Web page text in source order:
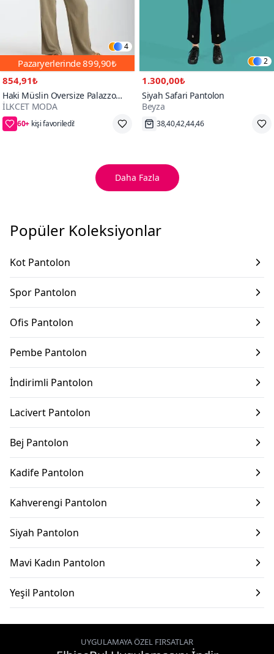
4
Pazaryerlerinde899,90₺
854,91₺
Haki Müslin Oversize Palazzo
Pantolon
İLKCET MODA
60+
45₺ daha az öde
2
1.300,00₺
Siyah Safari Pantolon
Beyza
Hızlı Kargo
Daha Fazla
Popüler Koleksiyonlar
Kot Pantolon
Spor Pantolon
Ofis Pantolon
Pembe Pantolon
İndirimli Pantolon
Lacivert Pantolon
Bej Pantolon
Kadife Pantolon
Kahverengi Pantolon
Siyah Pantolon
Mavi Kadın Pantolon
Yeşil Pantolon
UYGULAMAYA ÖZEL FIRSATLAR